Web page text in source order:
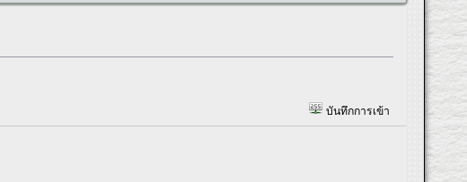
บันทึกการเข้า